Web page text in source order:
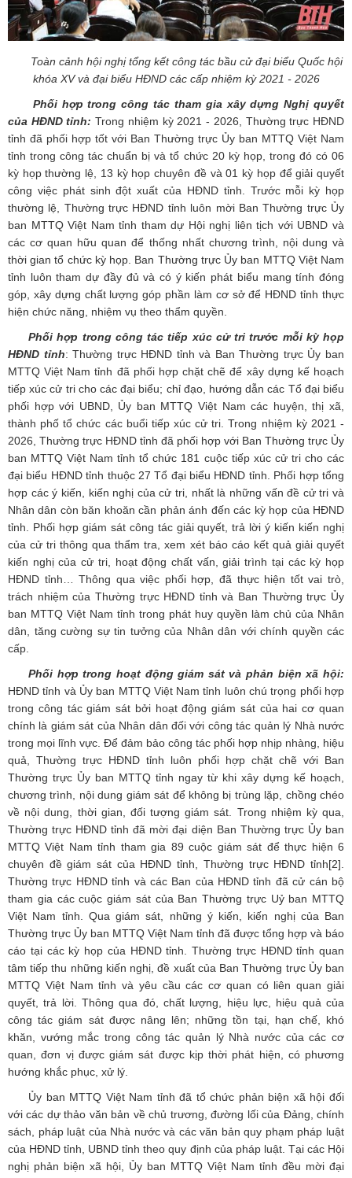
Toàn cảnh hội nghị tổng kết công tác bầu cử đại biểu Quốc hội
khóa XV và đại biểu HĐND các cấp nhiệm kỳ 2021 - 2026
Phối hợp trong công tác tham gia xây dựng Nghị quyết
của HĐND tỉnh:Trong nhiệm kỳ 2021 - 2026, Thường trực HĐND
tỉnh đã phối hợp tốt với Ban Thường trực Ủy ban MTTQ Việt Nam
tỉnh trong công tác chuẩn bị và tổ chức 20 kỳ họp, trong đó có 06
kỳ họp thường lệ, 13 kỳ họp chuyên đề và 01 kỳ họp để giải quyết
công việc phát sinh đột xuất của HĐND tỉnh. Trước mỗi kỳ họp
thường lệ, Thường trực HĐND tỉnh luôn mời Ban Thường trực Ủy
ban MTTQ Việt Nam tỉnh tham dự Hội nghị liên tịch với UBND và
các cơ quan hữu quan để thống nhất chương trình, nội dung và
thời gian tổ chức kỳ họp. Ban Thường trực Ủy ban MTTQ Việt Nam
tỉnh luôn tham dự đầy đủ và có ý kiến phát biểu mang tính đóng
góp, xây dựng chất lượng góp phần làm cơ sở để HĐND tỉnh thực
hiện chức năng, nhiệm vụ theo thẩm quyền.
Phối hợp trong công tác tiếp xúc cử tri trước mỗi kỳ họp
HĐND tỉnh: Thường trực HĐND tỉnh và Ban Thường trực Ủy ban
MTTQ Việt Nam tỉnh đã phối hợp chặt chẽ để xây dựng kế hoạch
tiếp xúc cử tri cho các đại biểu; chỉ đạo, hướng dẫn các Tổ đại biểu
phối hợp với UBND, Ủy ban MTTQ Việt Nam các huyện, thị xã,
thành phố tổ chức các buổi tiếp xúc cử tri. Trong nhiệm kỳ 2021 -
2026, Thường trực HĐND tỉnh đã phối hợp với Ban Thường trực Ủy
ban MTTQ Việt Nam tỉnh tổ chức 181 cuộc tiếp xúc cử tri cho các
đại biểu HĐND tỉnh thuộc 27 Tổ đại biểu HĐND tỉnh. Phối hợp tổng
hợp các ý kiến, kiến nghị của cử tri, nhất là những vấn đề cử tri và
Nhân dân còn băn khoăn cần phản ánh đến các kỳ họp của HĐND
tỉnh. Phối hợp giám sát công tác giải quyết, trả lời ý kiến kiến nghị
của cử tri thông qua thẩm tra, xem xét báo cáo kết quả giải quyết
kiến nghị của cử tri, hoạt động chất vấn, giải trình tại các kỳ họp
HĐND tỉnh… Thông qua việc phối hợp, đã thực hiện tốt vai trò,
trách nhiệm của Thường trực HĐND tỉnh và Ban Thường trực Ủy
ban MTTQ Việt Nam tỉnh trong phát huy quyền làm chủ của Nhân
dân, tăng cường sự tin tưởng của Nhân dân với chính quyền các
cấp.
Phối hợp trong hoạt động giám sát và phản biện xã hội:
HĐND tỉnh và Ủy ban MTTQ Việt Nam tỉnh luôn chú trọng phối hợp
trong công tác giám sát bởi hoạt động giám sát của hai cơ quan
chính là giám sát của Nhân dân đối với công tác quản lý Nhà nước
trong mọi lĩnh vực. Để đảm bảo công tác phối hợp nhịp nhàng, hiệu
quả, Thường trực HĐND tỉnh luôn phối hợp chặt chẽ với Ban
Thường trực Ủy ban MTTQ tỉnh ngay từ khi xây dựng kế hoạch,
chương trình, nội dung giám sát để không bị trùng lặp, chồng chéo
về nội dung, thời gian, đối tượng giám sát. Trong nhiệm kỳ qua,
Thường trực HĐND tỉnh đã mời đại diện Ban Thường trực Ủy ban
MTTQ Việt Nam tỉnh tham gia 89 cuộc giám sát để thực hiện 6
chuyên đề giám sát của HĐND tỉnh, Thường trực HĐND tỉnh[2]
Thường trực HĐND tỉnh và các Ban của HĐND tỉnh đã cử cán bộ
tham gia các cuộc giám sát của Ban Thường trực Uỷ ban MTTQ
Việt Nam tỉnh. Qua giám sát, những ý kiến, kiến nghị của Ban
Thường trực Ủy ban MTTQ Việt Nam tỉnh đã được tổng hợp và báo
cáo tại các kỳ họp của HĐND tỉnh. Thường trực HĐND tỉnh quan
tâm tiếp thu những kiến nghị, đề xuất của Ban Thường trực Ủy ban
MTTQ Việt Nam tỉnh và yêu cầu các cơ quan có liên quan giải
quyết, trả lời. Thông qua đó, chất lượng, hiệu lực, hiệu quả của
công tác giám sát được nâng lên; những tồn tại, hạn chế, khó
khăn, vướng mắc trong công tác quản lý Nhà nước của các cơ
quan, đơn vị được giám sát được kịp thời phát hiện, có phương
hướng khắc phục, xử lý.
Ủy ban MTTQ Việt Nam tỉnh đã tổ chức phản biện xã hội đối
với các dự thảo văn bản về chủ trương, đường lối của Đảng, chính
sách, pháp luật của Nhà nước và các văn bản quy phạm pháp luật
của HĐND tỉnh, UBND tỉnh theo quy định của pháp luật. Tại các Hội
nghị phản biện xã hội, Ủy ban MTTQ Việt Nam tỉnh đều mời đại